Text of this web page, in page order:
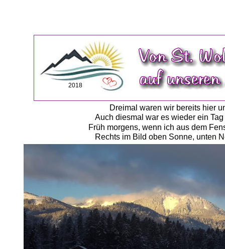
Dreimal waren wir bereits hier
Auch diesmal war es wieder ein
Früh morgens, wenn ich aus dem
Rechts im Bild oben Sonne, unten
2018